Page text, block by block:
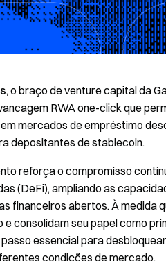
, o braço de venture capital da
RWA one-click que
mercados de empréstimo
depositantes de stablecoin.
reforça o compromisso
(DeFi), ampliando as
financeiros abertos. À medida
consolidam seu papel como
essencial para
condições de mercado.